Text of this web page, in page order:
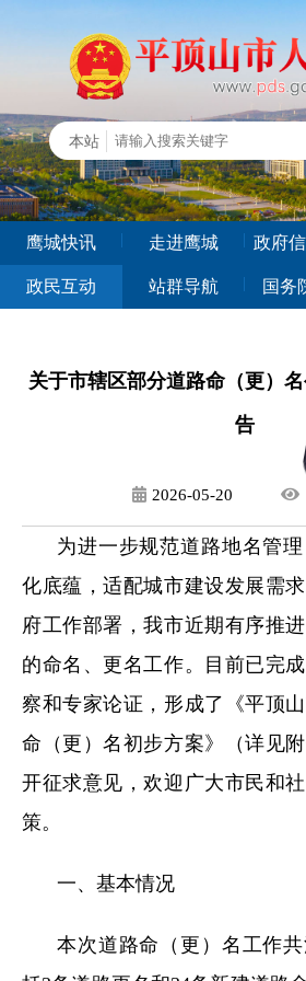
鹰城快讯 走进鹰城 政府
政民互动 站群导航 国务
关于市辖区部分道路命（更）
告
2026-05-20
为进一步规范道路地名管
化底蕴，适配城市建设发展需
府工作部署，我市近期有序推
的命名、更名工作。目前已完
察和专家论证，形成了《平顶
命（更）名初步方案》（详见
开征求意见，欢迎广大市民和
策。
一、基本情况
本次道路命（更）名工作